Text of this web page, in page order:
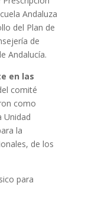
Andaluza
del Plan de
de
Andalucía.
en las
comité
como
Unidad
la
de los
para